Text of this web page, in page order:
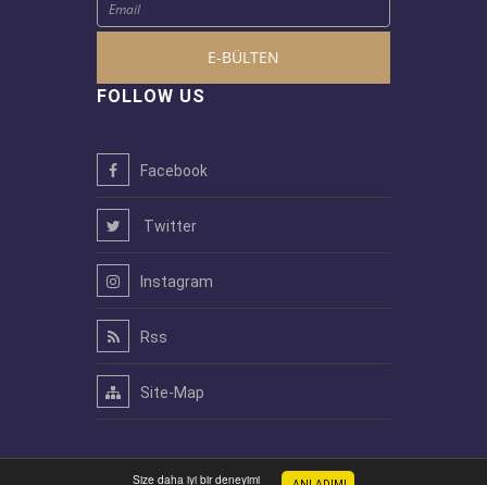
Size daha iyi bir deneyimi
E-BÜLTEN
FOLLOW US
Facebook
Twitter
Instagram
Rss
Site-Map